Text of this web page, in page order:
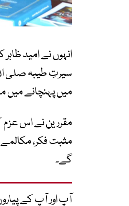
انہوں نے امید
سیرتِ طیبہ صلی
میں پہنچانے میں
مقررین نے اس
مثبت فکر، مکالمے،
گے۔
آپ اور آپ کے